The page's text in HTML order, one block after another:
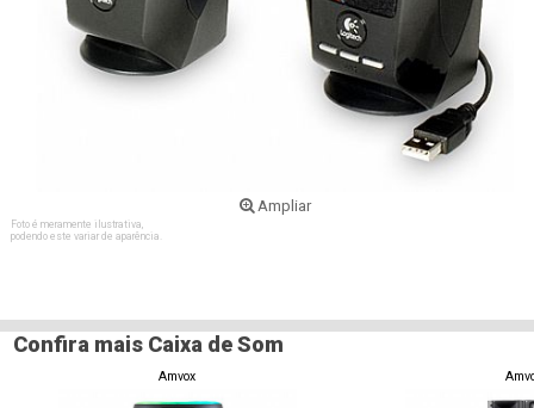
Ampliar
Foto é meramente ilustrativa,
podendo este variar de aparência.
Confira mais Caixa de Som
Amvox